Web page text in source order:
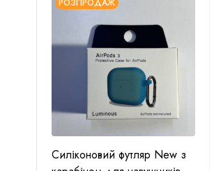
РОЗПРОДАЖ
Силіконовий футляр New з